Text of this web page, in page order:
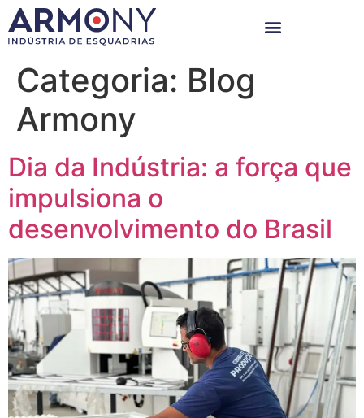
Categoria: Blog
Armony
Dia da Indústria: a força que
impulsiona o
desenvolvimento do Brasil